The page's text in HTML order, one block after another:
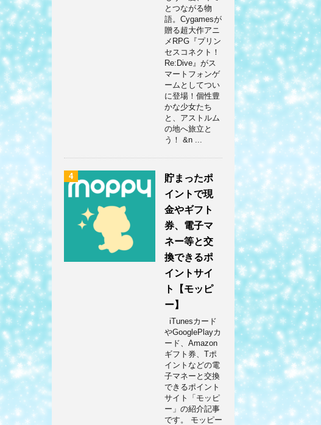
とつながる物
語。Cygamesが
贈る超大作アニ
メRPG『プリン
セスコネクト！
Re:Dive』がス
マートフォンゲ
ームとしてつい
に登場！個性豊
かな少女たち
と、アストルム
の地へ旅立と
う！ &n ...
4
貯まったポ
イントで現
金やギフト
券、電子マ
ネー等と交
換できるポ
イントサイ
ト【モッピ
ー】
iTunesカード
やGooglePlayカ
ード、Amazon
ギフト券、Tポ
イントなどの電
子マネーと交換
できるポイント
サイト「モッピ
ー」の紹介記事
です。 モッピー